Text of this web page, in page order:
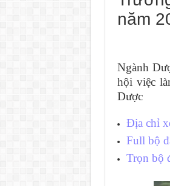
năm
Ngành
hội việc
Dược
Địa chỉ
Full bộ
Trọn bộ